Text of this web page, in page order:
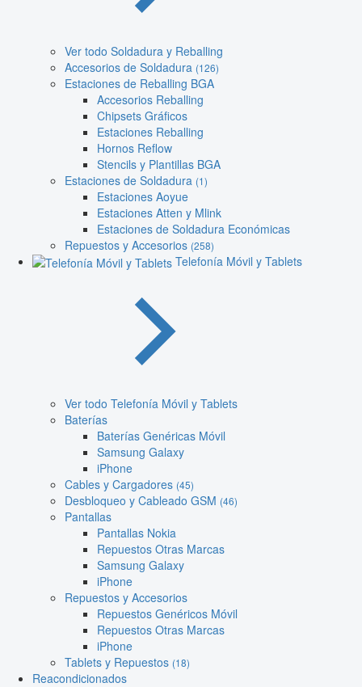
Ver todo Soldadura y Reballing
Accesorios de Soldadura (126)
Estaciones de Reballing BGA
Accesorios Reballing
Chipsets Gráficos
Estaciones Reballing
Hornos Reflow
Stencils y Plantillas BGA
Estaciones de Soldadura (1)
Estaciones Aoyue
Estaciones Atten y Mlink
Estaciones de Soldadura Económicas
Repuestos y Accesorios (258)
Telefonía Móvil y Tablets
Ver todo Telefonía Móvil y Tablets
Baterías
Baterías Genéricas Móvil
Samsung Galaxy
iPhone
Cables y Cargadores (45)
Desbloqueo y Cableado GSM (46)
Pantallas
Pantallas Nokia
Repuestos Otras Marcas
Samsung Galaxy
iPhone
Repuestos y Accesorios
Repuestos Genéricos Móvil
Repuestos Otras Marcas
iPhone
Tablets y Repuestos (18)
Reacondicionados